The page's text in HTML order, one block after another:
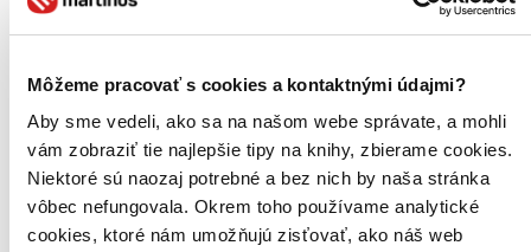
Môžeme pracovať s cookies a kontaktnými údajmi?
Aby sme vedeli, ako sa na našom webe správate, a mohli
vám zobraziť tie najlepšie tipy na knihy, zbierame cookies.
Niektoré sú naozaj potrebné a bez nich by naša stránka
vôbec nefungovala. Okrem toho používame analytické
cookies, ktoré nám umožňujú zisťovať, ako náš web
Karel Čapek (319 titulov) Karel Čapek319
Roald Dahl (313 titulov)Roald Dahl313
Ďalšie možnosti
Vydavateľstvo
Grada (12064 titulov)Grada12064
Ikar (10646 titulov)Ikar10646